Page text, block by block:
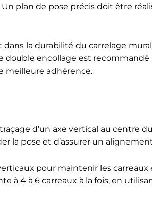
plan de pose précis doit être
la durabilité du carrelage
double encollage est recommandé
meilleure adhérence.
d’un axe vertical au centre
la pose et d’assurer un
pour maintenir les
à 4 à 6 carreaux à la fois, en